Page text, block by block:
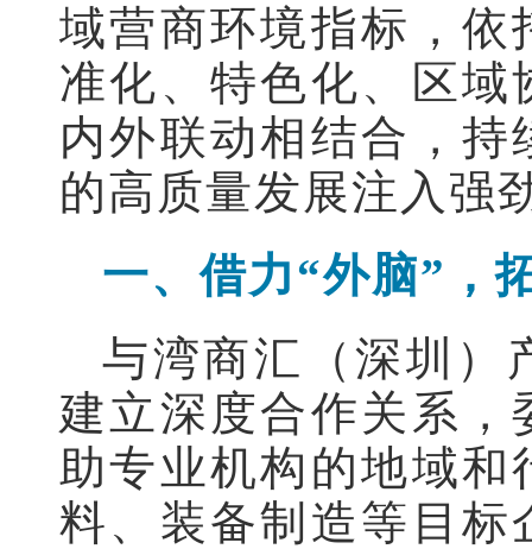
域营商环境指标，依
准化、特色化、区
内外联动相结合，
的高质量发展注入强
一、借力“外脑”，
与湾商汇（深圳）
建立深度合作关系
助专业机构的地域和
料、装备制造等目标